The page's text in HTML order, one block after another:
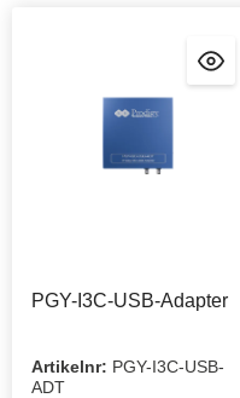
PGY-I3C-USB-Adapter
Artikelnr: PGY-I3C-USB-
ADT